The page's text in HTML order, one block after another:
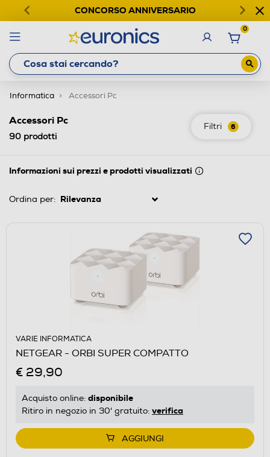
CONCORSO ANNIVERSARIO
0
Informatica Accessori Pc
Filtri 6
Accessori Pc
90 prodotti
Informazioni sui prezzi e prodotti visualizzati
Ordina per:
VARIE INFORMATICA
NETGEAR - ORBI SUPER COMPATTO
€ 29,90
Acquisto online: disponibile
Ritiro in negozio in 30' gratuito: verifica
AGGIUNGI